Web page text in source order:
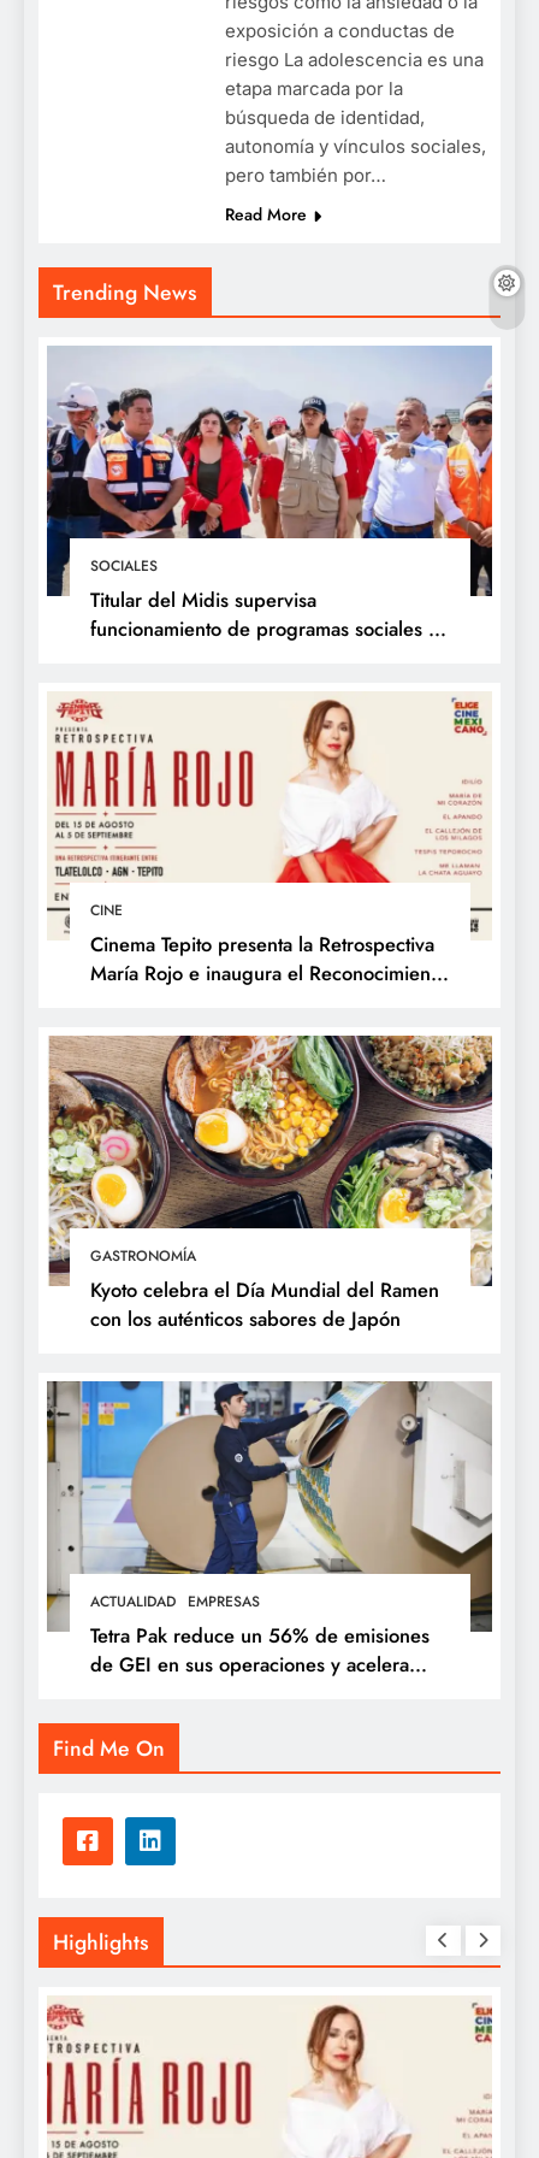
Trending News
SOCIALES
Titular del Midis supervisa
funcionamiento de programas sociales en
Fenómeno de El Niño
CINE
Cinema Tepito presenta la Retrospectiva
María Rojo e inaugura el Reconocimiento
Fílmica
GASTRONOMÍA
Kyoto celebra el Día Mundial del Ramen
con los auténticos sabores de Japón
ACTUALIDAD EMPRESAS
Tetra Pak reduce un 56% de emisiones
de GEI en sus operaciones y acelera
más sostenible
exposición a conductas de
riesgo La adolescencia es una
etapa marcada por la
búsqueda de identidad,
autonomía y vínculos sociales,
pero también por…
Read More
Find Me On
Highlights